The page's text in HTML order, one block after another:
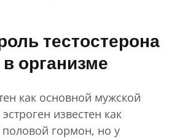
тестостерона
организме
как основной мужской
известен как
гормон, но у